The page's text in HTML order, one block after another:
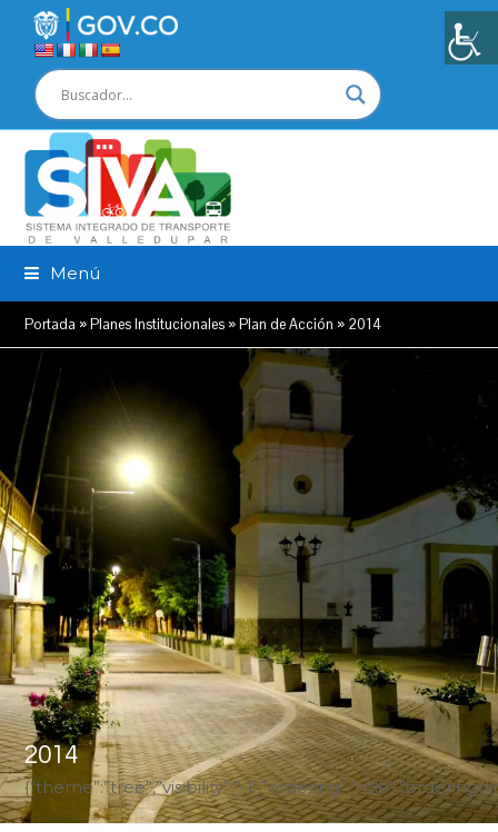
Menú
Portada »Planes Institucionales »Plan de Acción » 2014
2014
{“theme”:”tree”,”visibility”:”-